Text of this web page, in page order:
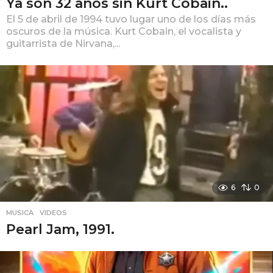
Ya son 32 años sin Kurt Cobain..
El 5 de abril de 1994 tuvo lugar uno de los días más
oscuros de la música. Kurt Cobain, el vocalista y
guitarrista de Nirvana,...
6 0
MUSICA ,VIDEOS
Pearl Jam, 1991.